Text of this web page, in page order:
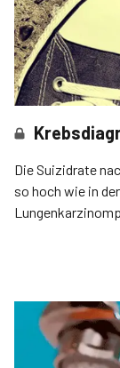
Die Suizidrate
so hoch wie in